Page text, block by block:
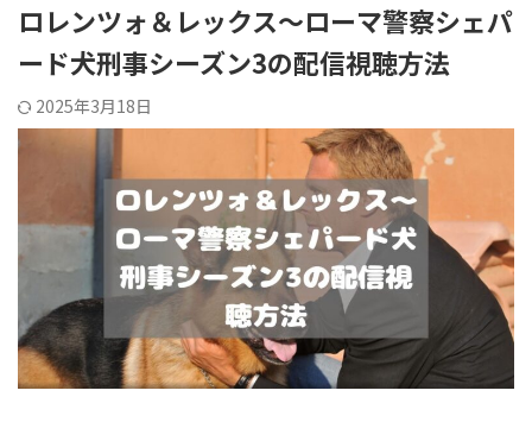
ロレンツォ＆レックス～ローマ警察シェパ
ード犬刑事シーズン3の配信視聴方法
2025年3月18日